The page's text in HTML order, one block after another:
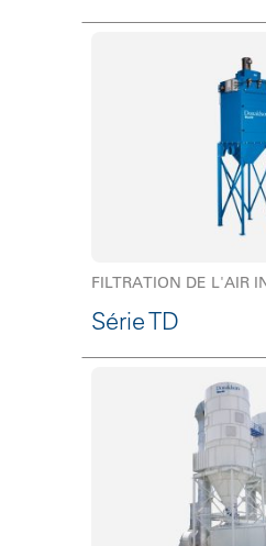
FILTRATION DE L'AIR
Série TD